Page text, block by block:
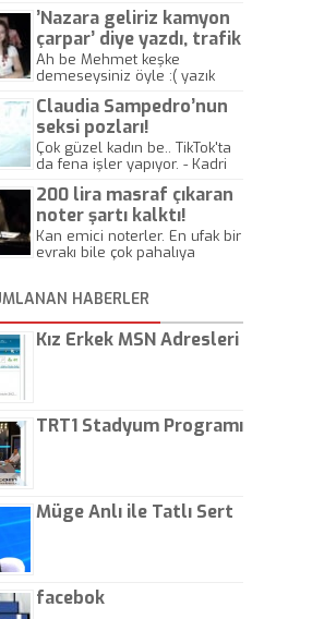
’Nazara geliriz kamyon
çarpar’ diye yazdı, trafik
kazasında öldü!
Ah be Mehmet keşke
demeseysiniz öyle :( yazık
Claudia Sampedro’nun
seksi pozları!
Çok güzel kadın be.. TikTok'ta
da fena işler yapıyor. - Kadri
200 lira masraf çıkaran
noter şartı kalktı!
Kan emici noterler. En ufak bir
evrakı bile çok pahalıya
kaptırıyorsunuz. - Kayhan
Gezenti
HABERLER
Kız Erkek MSN Adresleri
TRT1 Stadyum Programı
Müge Anlı ile Tatlı Sert
facebok